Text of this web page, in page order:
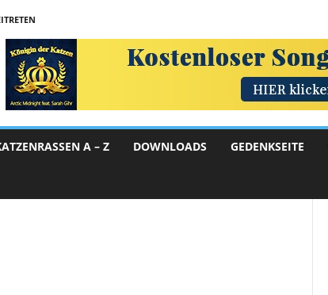
A – Z DOWNLOADS GEDENKSEITE